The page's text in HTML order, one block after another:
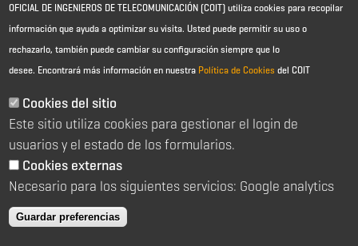
Aviso Legal - Información general
Política de cookies
Política de reembolso
Sitemap
C/ Almagro 2 1º Izqda 28010 Madrid
91 391 10 66
coit@coit.es
OFICIAL DE INGENIEROS DE TELECOMUNICACIÓN (COIT) utiliza cookies para recopilar
información que ayuda a optimizar su visita. Usted puede permitir su uso o
rechazarlo, también puede cambiar su configuración siempre que lo
desee. Encontrará más información en nuestra Política de Cookies del COIT
Cookies del sitio
Este sitio utiliza cookies para gestionar el login de
usuarios y el estado de los formularios.
Cookies externas
Necesario para los siguientes servicios: Google analytics
Guardar preferencias